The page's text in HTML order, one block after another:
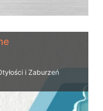
i Zaburzeń